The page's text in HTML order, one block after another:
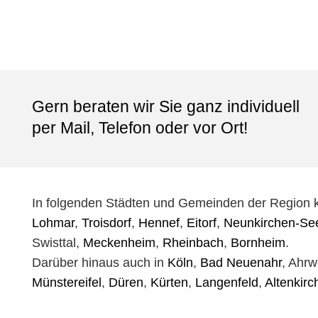
Bad Honnef
dass
jemand
bis ins
Gern beraten wir Sie ganz individuell
per Mail, Telefon oder vor Ort!
In folgenden Städten und Gemeinden der
Lohmar, Troisdorf, Hennef, Eitorf, Neunkirchen-
Swisttal, Meckenheim, Rheinbach, Bornheim.
Darüber hinaus auch in Köln, Bad Neuenahr,
Münstereifel , Düren, Kürten, Langenfeld,